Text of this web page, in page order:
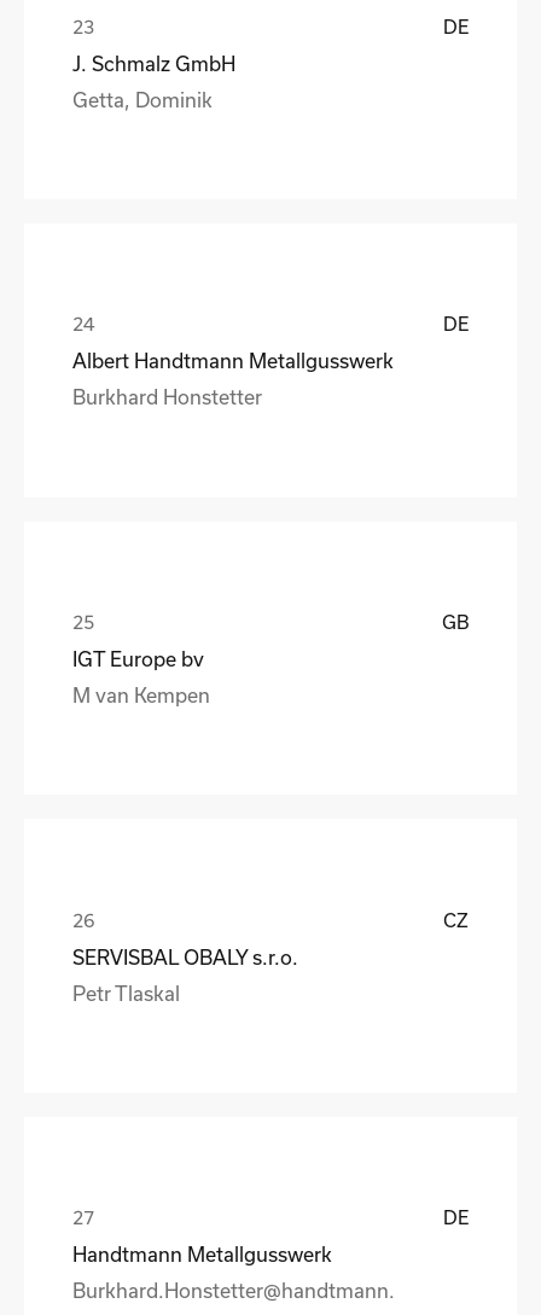
DE
J. Schmalz GmbH
Getta, Dominik
DE
Albert Handtmann Metallgusswerk
Burkhard Honstetter
GB
IGT Europe bv
M van Kempen
CZ
SERVISBAL OBALY s.r.o.
Petr Tlaskal
DE
Handtmann Metallgusswerk
Burkhard.Honstetter@handtmann.